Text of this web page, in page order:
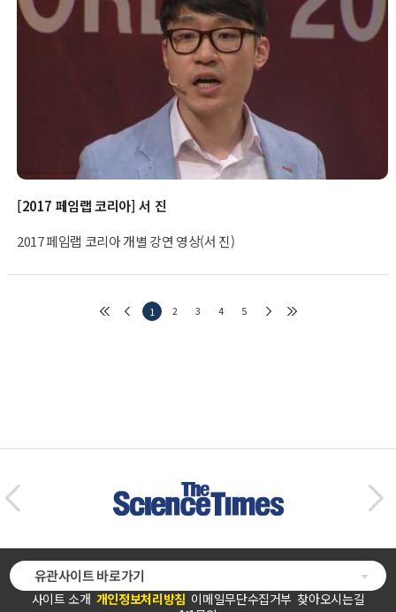
[2017 페임랩 코리아] 서 진
2017 페임랩 코리아 개별 강연 영상(서 진)
1 2 3 4 5
사이트 소개 개인정보처리방침 이메일무단수집거부 찾아오시는길
유관사이트 바로가기